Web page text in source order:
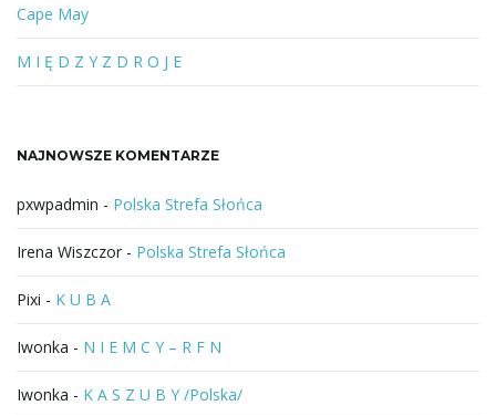
l
u
b
f
z
Cape May
M I Ę D Z Y Z D R O J E
NAJNOWSZE KOMENTARZE
pxwpadmin - Polska Strefa Słońca
Irena Wiszczor - Polska Strefa Słońca
Pixi - K U B A
Iwonka - N I E M C Y – R F N
Iwonka - K A S Z U B Y /Polska/